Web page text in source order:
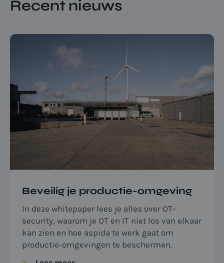
Recent nieuws
Beveilig je productie-omgeving
In deze whitepaper lees je alles over OT-
security, waarom je OT en IT niet los van elkaar
kan zien en hoe aspida te werk gaat om
productie-omgevingen te beschermen.